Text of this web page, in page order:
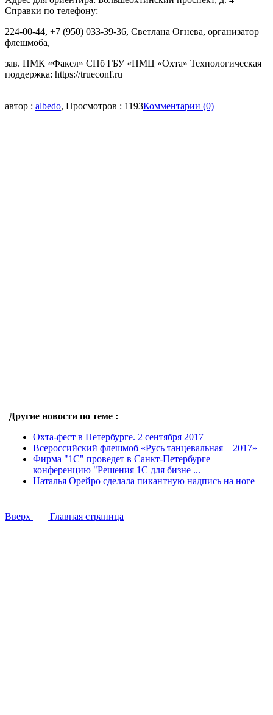
Справки по телефону:
224-00-44, +7 (950) 033-39-36, Светлана Огнева, организатор
флешмоба,
зав. ПМК «Факел» СПб ГБУ «ПМЦ «Охта» Технологическая
поддержка: https://trueconf.ru
автор : albedo, Просмотров : 1193Комментарии (0)
Другие новости по теме :
Охта-фест в Петербурге. 2 сентября 2017
Всероссийский флешмоб «Русь танцевальная – 2017»
Фирма "1С" проведет в Санкт-Петербурге
конференцию "Решения 1С для бизне ...
Наталья Орейро сделала пикантную надпись на ноге
Вверх Главная страница